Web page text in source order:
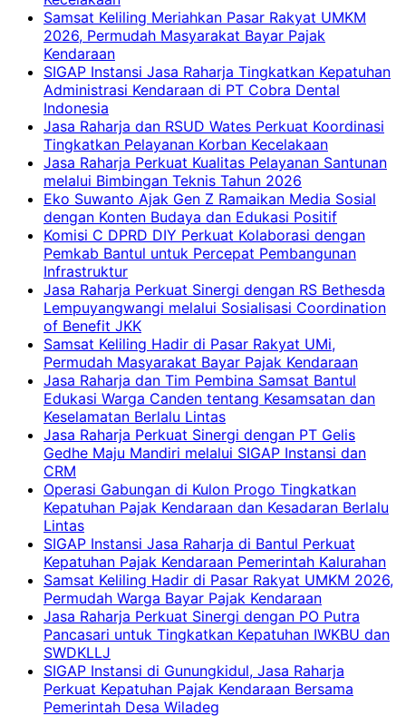
Samsat Keliling Meriahkan Pasar Rakyat UMKM
2026, Permudah Masyarakat Bayar Pajak
Kendaraan
SIGAP Instansi Jasa Raharja Tingkatkan Kepatuhan
Administrasi Kendaraan di PT Cobra Dental
Indonesia
Jasa Raharja dan RSUD Wates Perkuat Koordinasi
Tingkatkan Pelayanan Korban Kecelakaan
Jasa Raharja Perkuat Kualitas Pelayanan Santunan
melalui Bimbingan Teknis Tahun 2026
Eko Suwanto Ajak Gen Z Ramaikan Media Sosial
dengan Konten Budaya dan Edukasi Positif
Komisi C DPRD DIY Perkuat Kolaborasi dengan
Pemkab Bantul untuk Percepat Pembangunan
Infrastruktur
Jasa Raharja Perkuat Sinergi dengan RS Bethesda
Lempuyangwangi melalui Sosialisasi Coordination
of Benefit JKK
Samsat Keliling Hadir di Pasar Rakyat UMi,
Permudah Masyarakat Bayar Pajak Kendaraan
Jasa Raharja dan Tim Pembina Samsat Bantul
Edukasi Warga Canden tentang Kesamsatan dan
Keselamatan Berlalu Lintas
Jasa Raharja Perkuat Sinergi dengan PT Gelis
Gedhe Maju Mandiri melalui SIGAP Instansi dan
CRM
Operasi Gabungan di Kulon Progo Tingkatkan
Kepatuhan Pajak Kendaraan dan Kesadaran Berlalu
Lintas
SIGAP Instansi Jasa Raharja di Bantul Perkuat
Kepatuhan Pajak Kendaraan Pemerintah Kalurahan
Samsat Keliling Hadir di Pasar Rakyat UMKM 2026,
Permudah Warga Bayar Pajak Kendaraan
Jasa Raharja Perkuat Sinergi dengan PO Putra
Pancasari untuk Tingkatkan Kepatuhan IWKBU dan
SWDKLLJ
SIGAP Instansi di Gunungkidul, Jasa Raharja
Perkuat Kepatuhan Pajak Kendaraan Bersama
Pemerintah Desa Wiladeg